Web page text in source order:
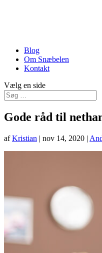
Blog
Om Snæbelen
Kontakt
Vælg en side
Gode råd til
afKristian | nov 14, 2020 |